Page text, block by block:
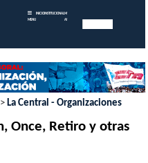
MENU
INICIOINSTITUCIONAL MEMORIAS
ANUALES
> La Central - Organizaciones
Once, Retiro y otras